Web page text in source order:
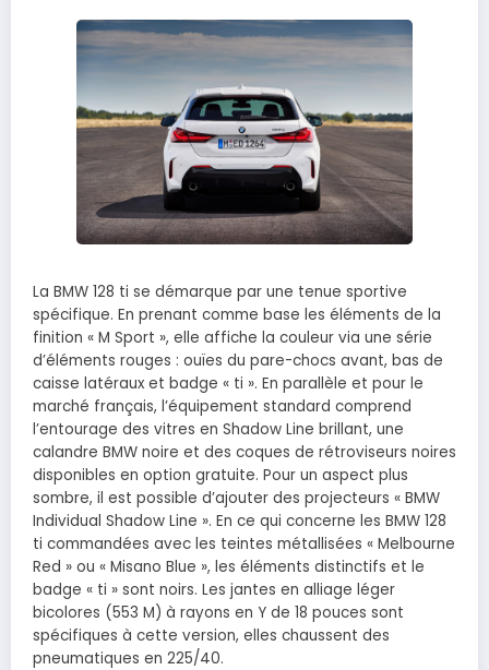
La BMW 128 ti se démarque par une tenue sportive
spécifique. En prenant comme base les éléments de la
finition « M Sport », elle affiche la couleur via une série
d’éléments rouges : ouïes du pare-chocs avant, bas de
caisse latéraux et badge « ti ». En parallèle et pour le
marché français, l’équipement standard comprend
l’entourage des vitres en Shadow Line brillant, une
calandre BMW noire et des coques de rétroviseurs noires
disponibles en option gratuite. Pour un aspect plus
sombre, il est possible d’ajouter des projecteurs « BMW
Individual Shadow Line ». En ce qui concerne les BMW 128
ti commandées avec les teintes métallisées « Melbourne
Red » ou « Misano Blue », les éléments distinctifs et le
badge « ti » sont noirs. Les jantes en alliage léger
bicolores (553 M) à rayons en Y de 18 pouces sont
spécifiques à cette version, elles chaussent des
pneumatiques en 225/40.